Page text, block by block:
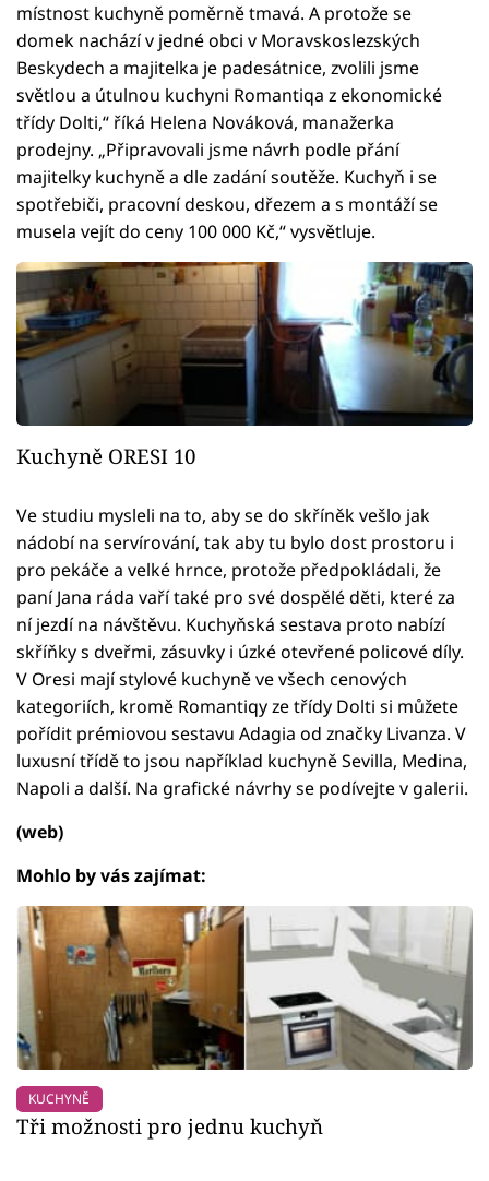
místnost kuchyně poměrně tmavá. A protože se
domek nachází v jedné obci v Moravskoslezských
Beskydech a majitelka je padesátnice, zvolili jsme
světlou a útulnou kuchyni Romantiqa z ekonomické
třídy Dolti,“ říká Helena Nováková, manažerka
prodejny. „Připravovali jsme návrh podle přání
majitelky kuchyně a dle zadání soutěže. Kuchyň i se
spotřebiči, pracovní deskou, dřezem a s montáží se
musela vejít do ceny 100 000 Kč,“ vysvětluje.
Kuchyně ORESI 10
Ve studiu mysleli na to, aby se do skříněk vešlo jak
nádobí na servírování, tak aby tu bylo dost prostoru i
pro pekáče a velké hrnce, protože předpokládali, že
paní Jana ráda vaří také pro své dospělé děti, které za
ní jezdí na návštěvu. Kuchyňská sestava proto nabízí
skříňky s dveřmi, zásuvky i úzké otevřené policové díly.
V Oresi mají stylové kuchyně ve všech cenových
kategoriích, kromě Romantiqy ze třídy Dolti si můžete
pořídit prémiovou sestavu Adagia od značky Livanza. V
luxusní třídě to jsou například kuchyně Sevilla, Medina,
Napoli a další. Na grafické návrhy se podívejte v galerii.
(web)
Mohlo by vás zajímat:
KUCHYNĚ
Tři možnosti pro jednu kuchyň